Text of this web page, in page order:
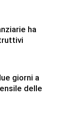
ha
giorni a
delle